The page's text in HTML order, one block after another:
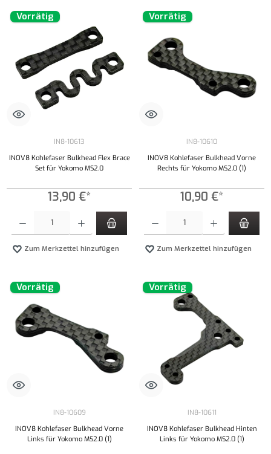
Vorrätig
IN8-10613
INOV8 Kohlefaser Bulkhead Flex Brace
Set für Yokomo MS2.0
13,90 €*
Zum Merkzettel hinzufügen
Vorrätig
IN8-10610
INOV8 Kohlefaser Bulkhead Vorne
Rechts für Yokomo MS2.0 (1)
10,90 €*
Zum Merkzettel hinzufügen
Vorrätig
IN8-10609
INOV8 Kohlefaser Bulkhead Vorne
Links für Yokomo MS2.0 (1)
Vorrätig
IN8-10611
INOV8 Kohlefaser Bulkhead Hinten
Links für Yokomo MS2.0 (1)